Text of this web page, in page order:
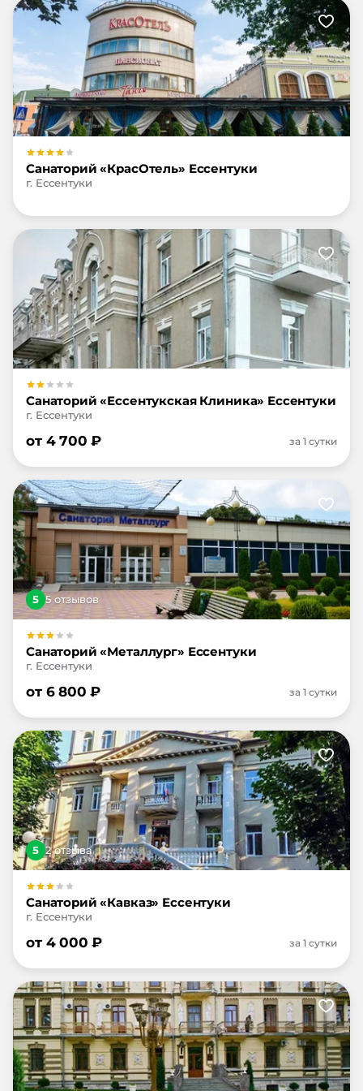
«Русь» и Ессентуки из года в год. С
уважением, ваш отдыхающий
Санаторий «КрасОтель» Ессентуки
г. Ессентуки
Санаторий «Ессентукская Клиника» Ессентуки
г. Ессентуки
от 4 700 ₽ за 1 сутки
5 5отзывов
Санаторий «Металлург» Ессентуки
г. Ессентуки
от 6 800 ₽ за 1 сутки
5 2отзыва
Санаторий «Кавказ» Ессентуки
г. Ессентуки
от 4 000 ₽ за 1 сутки